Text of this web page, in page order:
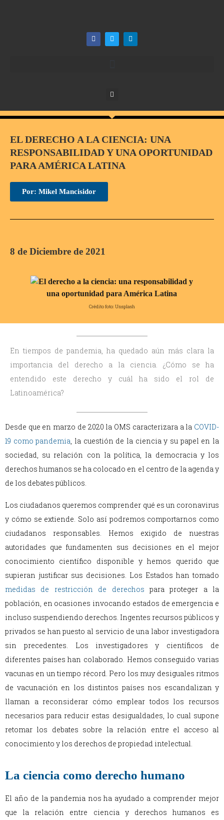
EL DERECHO A LA CIENCIA: UNA
RESPONSABILIDAD Y UNA OPORTUNIDAD
PARA AMÉRICA LATINA
Por: Mikel Mancisidor
8 de Diciembre de 2021
Crédito foto: Unsplash
En tiempos de pandemia, ha quedado aún más clara la
importancia del derecho a la ciencia. ¿Cómo se ha
entendido este derecho y cuál ha sido el rol de
Latinoamérica?
Desde que en marzo de 2020 la OMS caracterizara a la COVID-
19 como pandemia, la cuestión de la ciencia y su papel en la
sociedad, su relación con la política, la democracia y los
derechos humanos se ha colocado en el centro de la agenda y
de los debates públicos.
Los ciudadanos queremos comprender qué es un coronavirus
y cómo se extiende. Solo así podremos comportarnos como
ciudadanos responsables. Hemos exigido de nuestras
autoridades que fundamenten sus decisiones en el mejor
conocimiento científico disponible y hemos querido que
supieran justificar sus decisiones. Los Estados han tomado
medidas de restricción de derechos para proteger a la
población, en ocasiones invocando estados de emergencia e
incluso suspendiendo derechos. Ingentes recursos públicos y
privados se han puesto al servicio de una labor investigadora
sin precedentes. Los investigadores y científicos de
diferentes países han colaborado. Hemos conseguido varias
vacunas en un tiempo récord. Pero los muy desiguales ritmos
de vacunación en los distintos países nos escandalizan y
llaman a reconsiderar cómo emplear todos los recursos
necesarios para reducir estas desigualdades, lo cual supone
retomar los debates sobre la relación entre el acceso al
conocimiento y los derechos de propiedad intelectual.
La ciencia como derecho humano
El año de la pandemia nos ha ayudado a comprender mejor
que la relación entre ciencia y derechos humanos es